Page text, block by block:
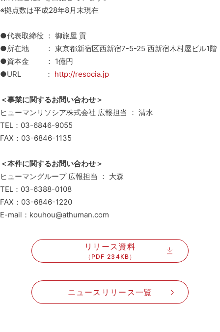
※拠点数は平成28年8月末現在
●代表取締役 ： 御旅屋 貢
●所在地 ： 東京都新宿区西新宿7-5-25 西新宿木村屋ビル1階
●資本金 ： 1億円
●URL ： http://resocia.jp
＜事業に関するお問い合わせ＞
ヒューマンリソシア株式会社 広報担当 ： 清水
TEL：03-6846-9055
FAX：03-6846-1135
＜本件に関するお問い合わせ＞
ヒューマングループ 広報担当 ： 大森
TEL：03-6388-0108
FAX：03-6846-1220
E-mail：kouhou@athuman.com
リリース資料
（PDF 234KB）
ニュースリリース一覧